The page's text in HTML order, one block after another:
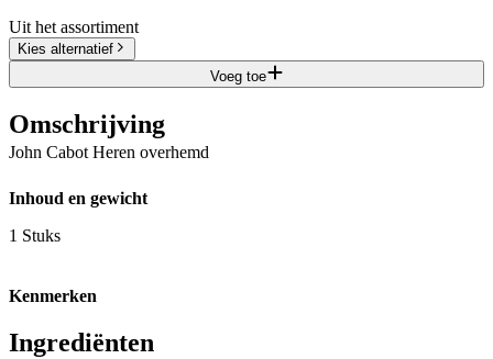
Uit het assortiment
Kies alternatief
Voeg toe
Omschrijving
John Cabot Heren overhemd
Inhoud en gewicht
1 Stuks
Kenmerken
Ingrediënten